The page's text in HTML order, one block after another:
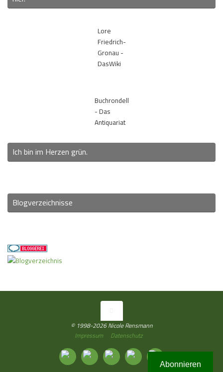
Lore
Friedrich-
Gronau -
DasWiki
Buchrondell
- Das
Antiquariat
Ich bin im Herzen grün.
Blogverzeichnisse
© 1998-2026 Nicole Rensmann
Impressum
Datenschutz
Abonnieren